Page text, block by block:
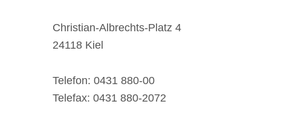
Christian-Albrechts-Platz 4
24118 Kiel
Telefon: 0431 880-00
Telefax: 0431 880-2072